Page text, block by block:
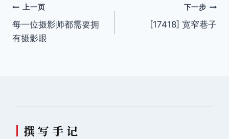
文
章
上一页
每一位摄影师都需要拥
有摄影眼
下一步
[17418] 宽窄巷子
撰 写 手 记